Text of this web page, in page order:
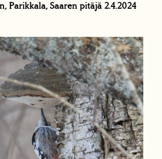
Parikkala, Saaren pitäjä 2.4.2024